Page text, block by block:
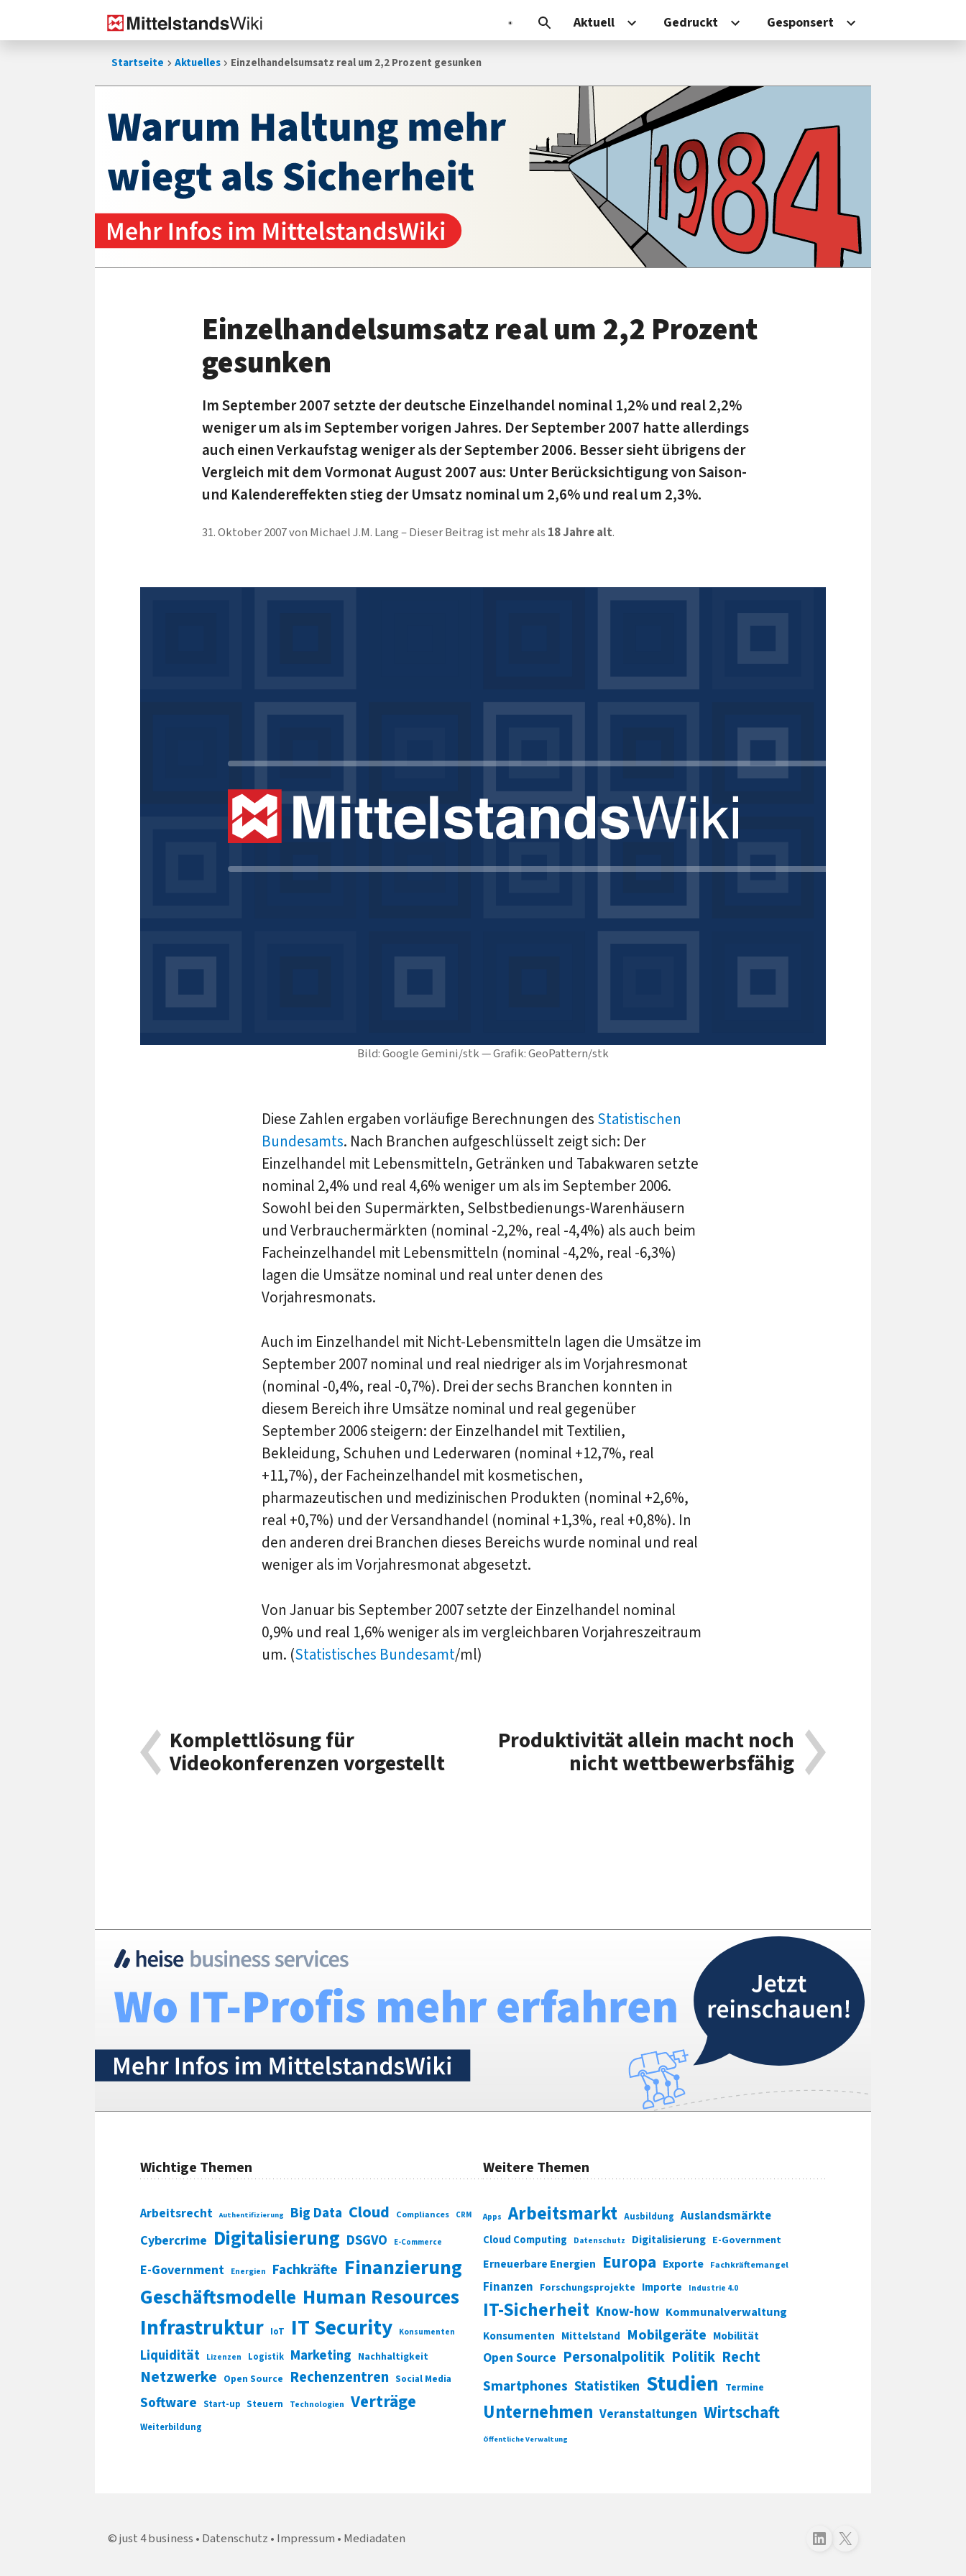
Aktuell Gedruckt Gesponsert
Startseite Aktuelles Einzelhandelsumsatz real um 2,2 Prozent gesunken
Bild: Google Gemini/stk — Grafik: GeoPattern/stk
Einzelhandelsumsatz real um 2,2 Prozent
gesunken
Im September 2007 setzte der deutsche Einzelhandel nominal 1,2% und real 2,2%
weniger um als im September vorigen Jahres. Der September 2007 hatte allerdings
auch einen Verkaufstag weniger als der September 2006. Besser sieht übrigens der
Vergleich mit dem Vormonat August 2007 aus: Unter Berücksichtigung von Saison-
und Kalendereffekten stieg der Umsatz nominal um 2,6% und real um 2,3%.
31. Oktober 2007von Michael J.M. Lang Dieser Beitrag ist mehr als 18 Jahre alt.
Diese Zahlen ergaben vorläufige Berechnungen des Statistischen
Bundesamts. Nach Branchen aufgeschlüsselt zeigt sich: Der
Einzelhandel mit Lebensmitteln, Getränken und Tabakwaren setzte
nominal 2,4% und real 4,6% weniger um als im September 2006.
Sowohl bei den Supermärkten, Selbstbedienungs-Warenhäusern
und Verbrauchermärkten (nominal -2,2%, real -4,4%) als auch beim
Facheinzelhandel mit Lebensmitteln (nominal -4,2%, real -6,3%)
lagen die Umsätze nominal und real unter denen des
Vorjahresmonats.
Auch im Einzelhandel mit Nicht-Lebensmitteln lagen die Umsätze im
September 2007 nominal und real niedriger als im Vorjahresmonat
(nominal -0,4%, real -0,7%). Drei der sechs Branchen konnten in
diesem Bereich ihre Umsätze nominal und real gegenüber
September 2006 steigern: der Einzelhandel mit Textilien,
Bekleidung, Schuhen und Lederwaren (nominal +12,7%, real
+11,7%), der Facheinzelhandel mit kosmetischen,
pharmazeutischen und medizinischen Produkten (nominal +2,6%,
real +0,7%) und der Versandhandel (nominal +1,3%, real +0,8%). In
den anderen drei Branchen dieses Bereichs wurde nominal und real
weniger als im Vorjahresmonat abgesetzt.
Von Januar bis September 2007 setzte der Einzelhandel nominal
0,9% und real 1,6% weniger als im vergleichbaren Vorjahreszeitraum
um. (Statistisches Bundesamt/ml)
Komplettlösung für
Videokonferenzen vorgestellt
Produktivität allein macht noch
nicht wettbewerbsfähig
Wichtige Themen
Arbeitsrecht Authentifizierung Big Data Cloud Compliances CRM
Cybercrime Digitalisierung DSGVO E-Commerce
E-Government Energien Fachkräfte Finanzierung
Geschäftsmodelle Human Resources
Infrastruktur IoT IT Security Konsumenten
Liquidität Lizenzen Logistik Marketing Nachhaltigkeit
Netzwerke Open Source Rechenzentren Social Media
Software Start-up Steuern Technologien Verträge
Weiterbildung
Weitere Themen
Apps Arbeitsmarkt Ausbildung Auslandsmärkte
Cloud Computing Datenschutz Digitalisierung E-Government
Erneuerbare Energien Europa Exporte Fachkräftemangel
Finanzen Forschungsprojekte Importe Industrie 4.0
IT-Sicherheit Know-how Kommunalverwaltung
Konsumenten Mittelstand Mobilgeräte Mobilität
Open Source Personalpolitik Politik Recht
Smartphones Statistiken Studien Termine
Unternehmen Veranstaltungen Wirtschaft
Öffentliche Verwaltung
Folgen Sie uns auf LinkedInFolgen Sie uns auf X (Twitter)
just 4 business Datenschutz Impressum Mediadaten